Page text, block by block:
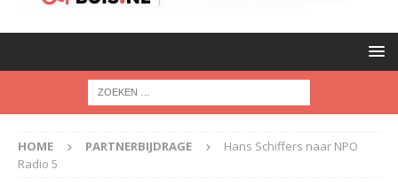
HOME PARTNERBIJDRAGE
Hans Schiffers naar NPO
Radio 5